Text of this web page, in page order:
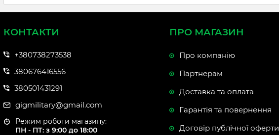
КОНТАКТИ
+380738273538
380676416556
380501431291
gigmilitary@gmail.com
Режим роботи магазину:
ПН - ПТ: з 9:00 до 18:00
ПРО МАГАЗИН
Про компанію
Партнерам
Доставка та оплата
Гарантія та повернення
Договір публічної оферти